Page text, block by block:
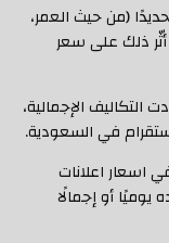
(من حيث العمر،
أثّر ذلك على سعر
التكاليف الإجمالية،
في السعودية.
اسعار اعلانات
أو إجمالًا